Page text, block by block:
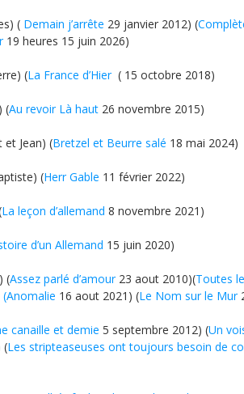
( Demain j’arrête 29 janvier 2012) (
19 heures 15 juin 2026)
(La France d’Hier ( 15 octobre 2018)
(Au revoir Là haut 26 novembre 2015)
et Jean) (Bretzel et Beurre salé 18 mai 2024)
(Herr Gable 11 février 2022)
La leçon d’allemand 8 novembre 2021)
d’un Allemand 15 juin 2020)
(Assez parlé d’amour23 aout 2010)(Toutes
(Anomalie 16 aout 2021) (Le Nom sur le Mur
canaille et demie 5 septembre 2012) (Un
(Les stripteaseuses ont toujours besoin de